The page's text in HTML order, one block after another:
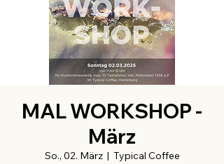
MAL WORKSHOP -
März
So., 02. März
  |
Typical Coffee